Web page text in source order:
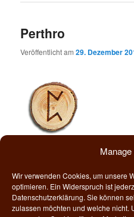
Wir verwenden Cookies, um unsere
optimieren. Ein Widerspruch ist
Datenschutzerklärung. Sie können
zulassen möchten und welche nicht.
Perthro
Veröffentlicht am29. Dezember
Perthro ist die vierzehnte Rune
den weiblichen Kräften der
Völven in Verbindung. Die
schöpferische Aspekte,
Feinfühligkeit auf allen Ebenen.